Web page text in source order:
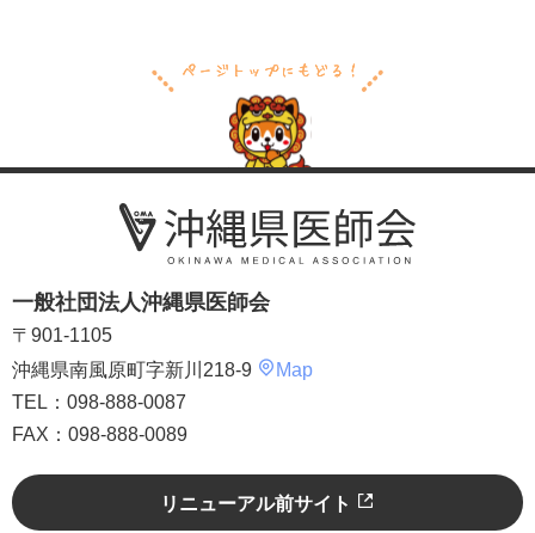
一般社団法人沖縄県医師会
〒901-1105
沖縄県南風原町字新川218-9
Map
TEL：098-888-0087
FAX：098-888-0089
リニューアル前サイト